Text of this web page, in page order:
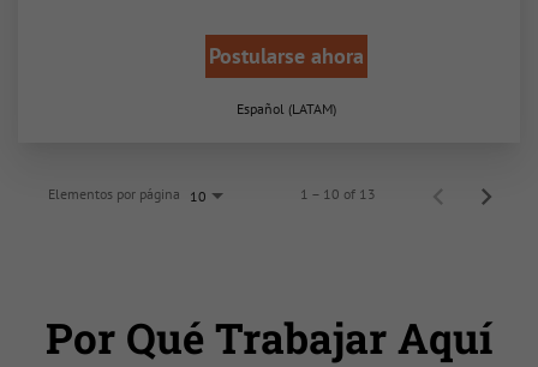
Postularse ahora
Español (LATAM)
Elementos por página 10 1 – 10 of 13
Por Qué Trabajar Aquí